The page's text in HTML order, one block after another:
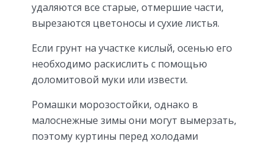
удаляются все старые, отмершие части,
вырезаются цветоносы и сухие листья.
Если грунт на участке кислый, осенью его
необходимо раскислить с помощью
доломитовой муки или извести.
Ромашки морозостойки, однако в
малоснежные зимы они могут вымерзать,
поэтому куртины перед холодами